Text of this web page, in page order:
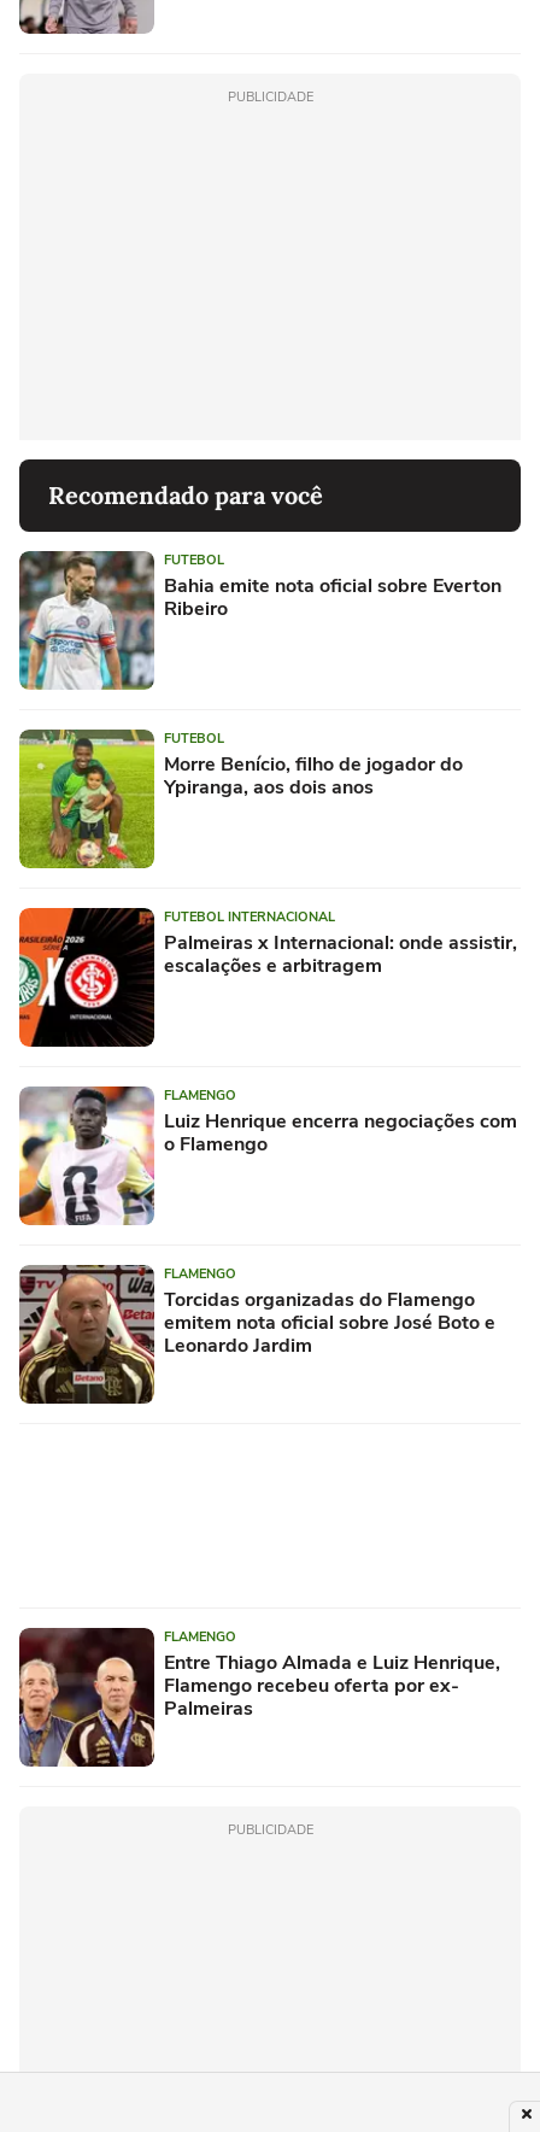
PUBLICIDADE
Recomendado para você
FUTEBOL
Bahia emite nota oficial sobre Everton
Ribeiro
FUTEBOL
Morre Benício, filho de jogador do
Ypiranga, aos dois anos
FUTEBOL INTERNACIONAL
Palmeiras x Internacional: onde assistir,
escalações e arbitragem
FLAMENGO
Luiz Henrique encerra negociações com
o Flamengo
FLAMENGO
Torcidas organizadas do Flamengo
emitem nota oficial sobre José Boto e
Leonardo Jardim
FLAMENGO
Entre Thiago Almada e Luiz Henrique,
Flamengo recebeu oferta por ex-
Palmeiras
PUBLICIDADE